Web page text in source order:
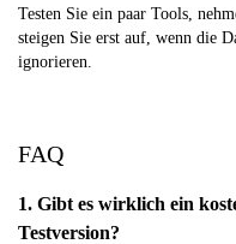
Testen Sie ein paar Tools,
steigen Sie erst auf, wenn die
ignorieren.
FAQ
1. Gibt es wirklich ein
Testversion?